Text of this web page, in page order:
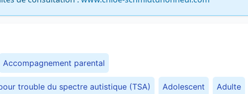
Accompagnement parental
trouble du spectre autistique (TSA) Adolescent Adulte